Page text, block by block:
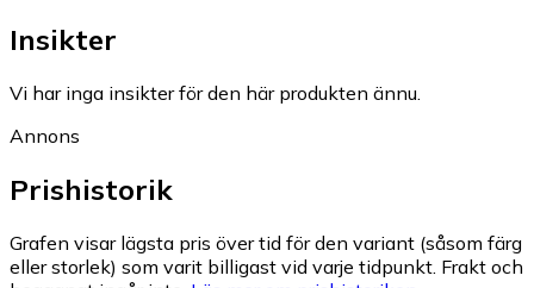
Insikter
Vi har inga insikter för den här produkten ännu.
Annons
Prishistorik
Grafen visar lägsta pris över tid för den variant (såsom färg
eller storlek) som varit billigast vid varje tidpunkt. Frakt och